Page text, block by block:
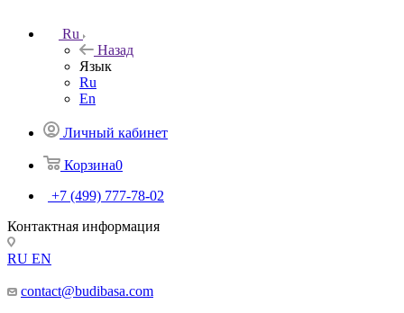
Ru
Назад
Язык
Ru
En
Личный кабинет
Корзина0
+7 (499) 777-78-02
Контактная информация
RU EN
contact@budibasa.com